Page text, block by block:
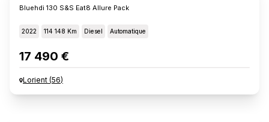
Bluehdi 130 S&s Eat8 Allure Pack
2022 114 148 Km Diesel Automatique
17 490 €
Lorient (56)